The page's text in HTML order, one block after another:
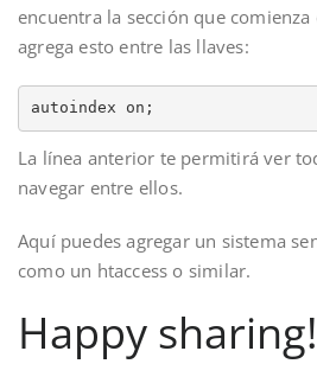
encuentra la sección que comienza
agrega esto entre las llaves:
autoindex on;
La línea anterior te permitirá ver
navegar entre ellos.
Aquí puedes agregar un sistema
como un htaccess o similar.
Happy